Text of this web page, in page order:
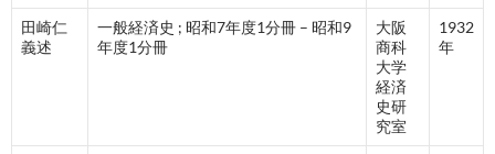
田崎仁
義述
一般経済史 ; 昭和7年度1分冊 – 昭和9
年度1分冊
大阪
商科
大学
経済
史研
究室
1932
年